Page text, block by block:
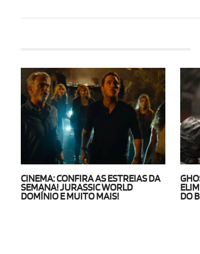
CINEMA: CONFIRA AS ESTREIAS DA
SEMANA! JURASSIC WORLD
DOMÍNIO E MUITO MAIS!
DO